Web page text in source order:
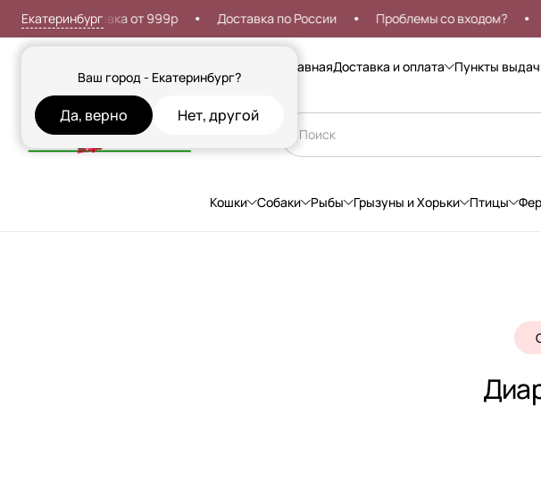
Екатеринбург
Ваш город - Екатеринбург?
Да, верно Нет, другой
доставка от 999р Доставка по России Проблемы со входом?
ГлавнаяДоставка и оплата Пункты
Кошки Собаки Рыбы Грызуны и Хорьки Птицы